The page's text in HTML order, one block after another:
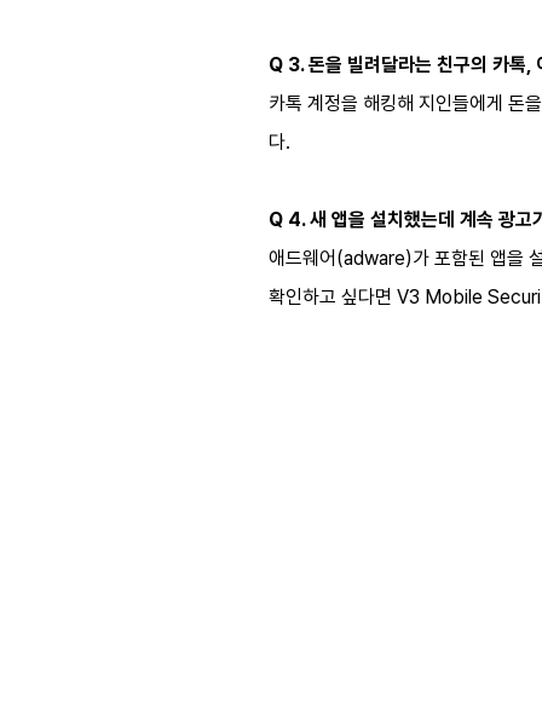
Q 3. 돈을 빌려달라는 친구의 카톡,
카톡 계정을 해킹해 지인들에게 돈
다.
Q 4. 새 앱을 설치했는데 계속 광고
애드웨어(adware)가 포함된 앱을
확인하고 싶다면 V3 Mobile